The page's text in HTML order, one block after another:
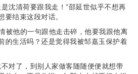
沈清荷要跟我走！”邵延世似乎不想再
要结束这段对话。
被他的一句跟他走击碎，他要我跟他离
的生活吗？还是觉得我被邹嘉玉保护着
对了，到别人家做客随随便便就想带